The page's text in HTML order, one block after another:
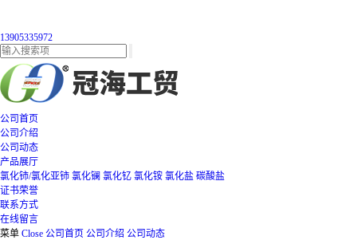
13905335972
公司首页
公司介绍
公司动态
产品展厅
氯化铈/氯化亚铈 氯化镧 氯化钇 氯化铵 氯化盐 碳酸盐
证书荣誉
联系方式
在线留言
菜单 Close 公司首页 公司介绍 公司动态